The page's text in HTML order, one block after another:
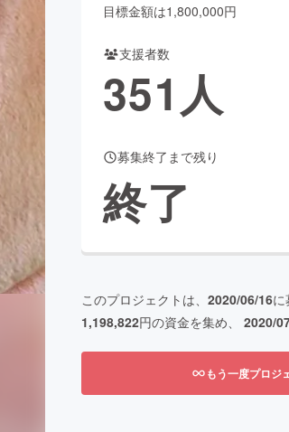
アニメ・漫画
ビューティー・ヘルスケア
Creation
コミュニティ
目標金額は1,800,000円
支援者数
351人
募集終了まで残り
終了
このプロジェクトは、 2020/06/16に
1,198,822円の資金を集め、 2020/
もう一度プロジ